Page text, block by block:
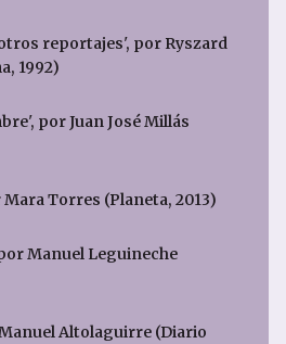
reportajes', por Ryszard
1992)
por Juan José Millás
Torres (Planeta, 2013)
Manuel Leguineche
Altolaguirre (Diario